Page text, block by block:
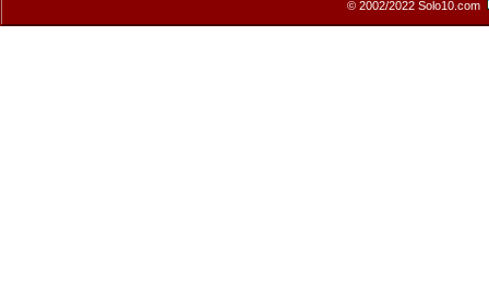
© 2002/2022 Solo10.com